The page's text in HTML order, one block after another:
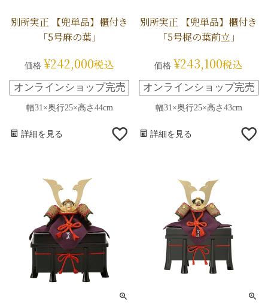
別所実正 【兜単品】櫃付き
「5号麻の葉」
価格 ¥242,000税込
オンラインショップ完売
幅31×奥行25×高さ44cm
詳細を見る
別所実正 【兜単品】櫃付き
「5号梶の葉前立」
価格 ¥243,100税込
オンラインショップ完売
幅31×奥行25×高さ43cm
詳細を見る